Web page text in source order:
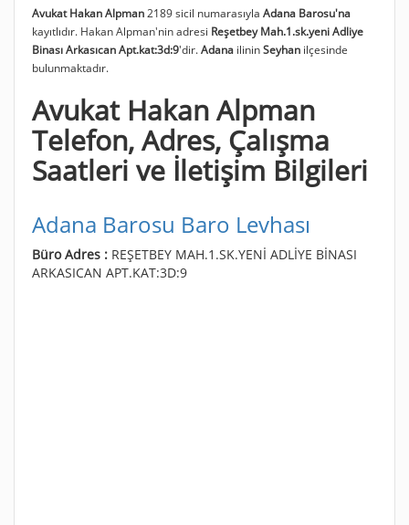
Avukat Hakan Alpman 2189 sicil numarasıyla Adana Barosu'na
kayıtlıdır. Hakan Alpman'nin adresi Reşetbey Mah.1.sk.yeni Adliye
Binası Arkasıcan Apt.kat:3d:9'dir. Adana ilininSeyhan ilçesinde
bulunmaktadır.
Avukat Hakan Alpman
Telefon, Adres, Çalışma
Saatleri ve İletişim Bilgileri
Adana Barosu Baro Levhası
Büro Adres : REŞETBEY MAH.1.SK.YENİ ADLİYE BİNASI
ARKASICAN APT.KAT:3D:9